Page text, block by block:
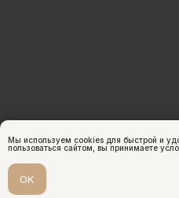
Мы используем cookies для быстрой и
пользоваться сайтом, вы принимаете
OK